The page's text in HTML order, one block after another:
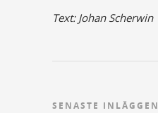
Text: Johan Scherwin
SENASTE INLÄGGEN